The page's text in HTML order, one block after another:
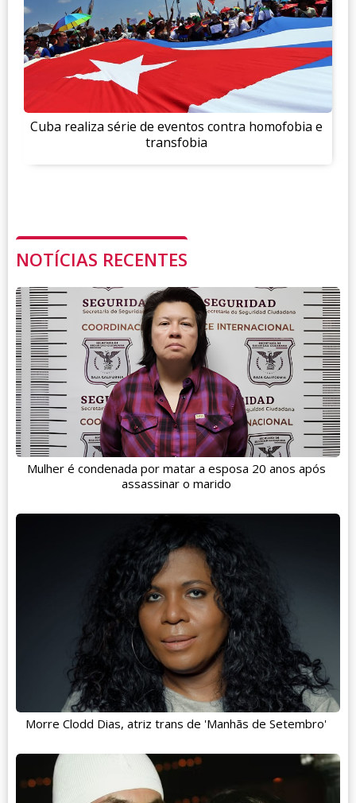
Cuba realiza série de eventos contra homofobia e
transfobia
NOTÍCIAS RECENTES
Mulher é condenada por matar a esposa 20 anos após
assassinar o marido
Morre Clodd Dias, atriz trans de 'Manhãs de Setembro'